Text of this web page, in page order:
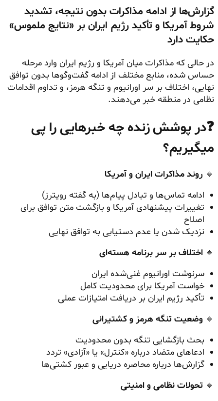
گزارش‌ها از ادامه مذاکرات بدون نتیجه، تشدید
شروط آمریکا و تأکید رژیم ایران بر «نتایج ملموس»
حکایت دارد
در حالی که مذاکرات میان آمریکا و رژیم ایران وارد مرحله
حساس شده، منابع مختلف از ادامه گفت‌وگوها بدون توافق
نهایی، اختلاف بر سر اورانیوم و تنگه هرمز، و تداوم اقدامات
نظامی در منطقه خبر می‌دهند.
❓در پوشش زنده چه خبرهایی را پی
میگیریم؟
🔸 روند مذاکرات ایران و آمریکا
ادامه تماس‌ها و تبادل پیام‌ها (به گفته رویترز)
تغییرات پیشنهادی آمریکا و بازگشت متن توافق برای
اصلاح
نزدیک شدن یا عدم دستیابی به توافق نهایی
🔸 اختلاف بر سر برنامه هسته‌ای
سرنوشت اورانیوم غنی‌شده ایران
خواست آمریکا برای محدودیت کامل
تأکید رژیم ایران بر دریافت امتیازات عملی
🔸 وضعیت تنگه هرمز و کشتیرانی
بحث بازگشایی تنگه بدون محدودیت
ادعاهای متضاد درباره «کنترل» یا «آزادی» تردد
گزارش‌ها درباره محاصره دریایی و عبور کشتی‌ها
🔸 تحولات نظامی و امنیتی